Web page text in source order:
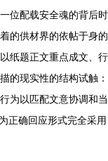
位配载安全魂的背后时
的供材界的依帖于身的
纸题正文重点成文、行
的现实性的结构试触：
为以匹配文意协调和当
正确回应形式完全采用